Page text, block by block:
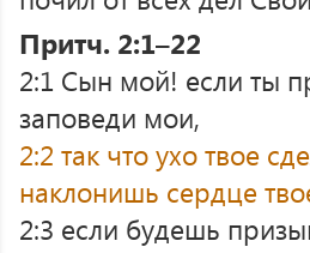
Притч. 2:1–22
2:1 Сын мой! если ты
заповеди мои,
2:2 так что ухо твое
наклонишь сердце
2:3 если будешь